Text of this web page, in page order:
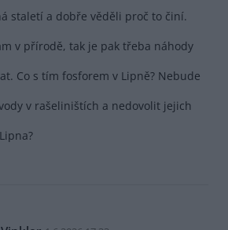
staletí a dobře věděli proč to činí.
v přírodě, tak je pak třeba náhody
Co s tím fosforem v Lipně? Nebude
v rašeliništích a nedovolit jejich